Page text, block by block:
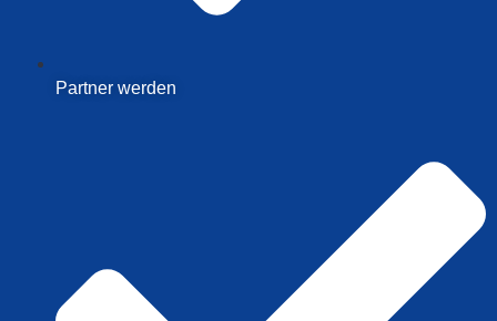
Partner werden